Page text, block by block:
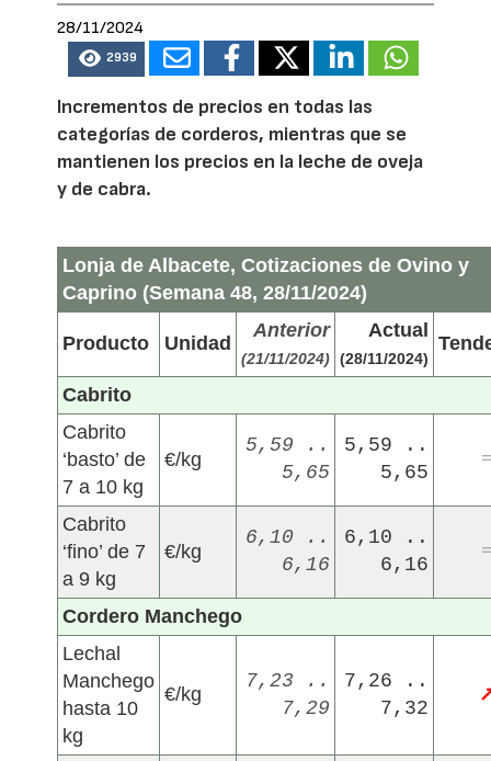
28/11/2024
2939
Incrementos de precios en todas las
categorías de corderos, mientras que se
mantienen los precios en la leche de oveja
y de cabra.
Lonja de Albacete, Cotizaciones de Ovino y
Caprino (Semana 48, 28/11/2024)
Producto Unidad
Anterior
(21/11/2024)
Actual
(28/11/2024)
Cabrito
Cabrito
‘basto’ de
7 a 10 kg
€/kg
5,59 ..
5,65
5,59 ..
5,65
Cabrito
‘fino’ de 7
a 9 kg
€/kg
6,10 ..
6,16
6,10 ..
6,16
Cordero Manchego
Lechal
Manchego
hasta 10
kg
€/kg
7,23 ..
7,29
7,26 ..
7,32